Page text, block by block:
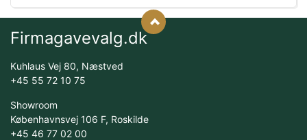
Firmagavevalg.dk
Kuhlaus Vej 80, Næstved
+45 55 72 10 75
Showroom
Københavnsvej 106 F, Roskilde
+45 46 77 02 00